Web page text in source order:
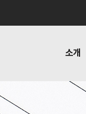
소개
함께하는 사
반헌법행
언론보
1:1질문
사업